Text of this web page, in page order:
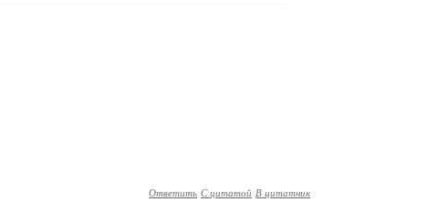
Ответить С цитатой В цитатник